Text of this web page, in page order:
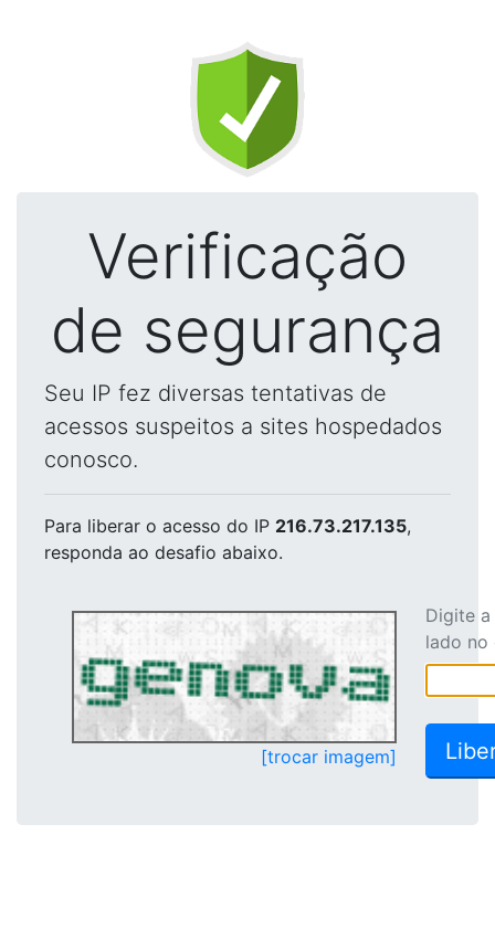
Verificação
de segurança
Seu IP fez diversas tentativas de
acessos suspeitos a sites hospedados
conosco.
Para liberar o acesso do IP 216.73.217.135,
responda ao desafio abaixo.
[trocar imagem]
Digite
lado no